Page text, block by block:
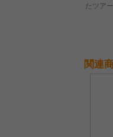
たツア
ト ニ
関連